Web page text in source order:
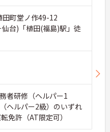
田町堂ノ作49-12
仙台)「植田(福島)駅」徒
者研修（ヘルパー1
ヘルパー2級）のいずれ
免許（AT限定可）